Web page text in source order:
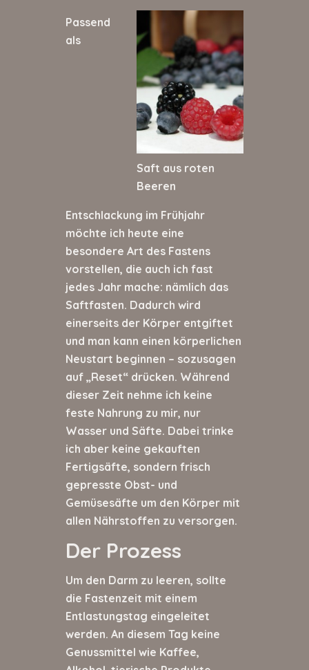
Saft aus roten
Beeren
Passend
als
Entschlackung im Frühjahr
möchte ich heute eine
besondere Art des Fastens
vorstellen, die auch ich fast
jedes Jahr mache: nämlich das
Saftfasten. Dadurch wird
einerseits der Körper entgiftet
und man kann einen körperlichen
Neustart beginnen – sozusagen
auf „Reset“ drücken. Während
dieser Zeit nehme ich keine
feste Nahrung zu mir, nur
Wasser und Säfte. Dabei trinke
ich aber keine gekauften
Fertigsäfte, sondern frisch
gepresste Obst- und
Gemüsesäfte um den Körper mit
allen Nährstoffen zu versorgen.
Der Prozess
Um den Darm zu leeren, sollte
die Fastenzeit mit einem
Entlastungstag eingeleitet
werden. An diesem Tag keine
Genussmittel wie Kaffee,